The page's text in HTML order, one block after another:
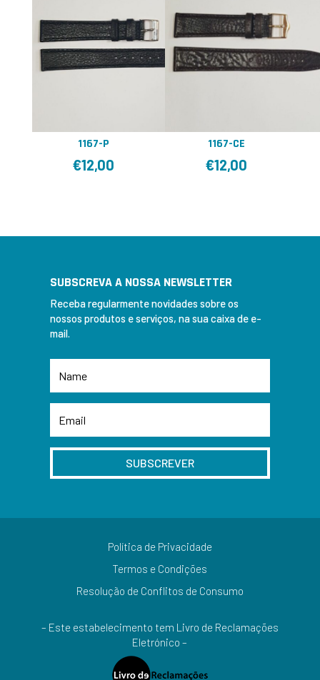
1167-P
€12,00
1167-CE
€12,00
SUBSCREVA A NOSSA NEWSLETTER
Receba regularmente novidades sobre os
nossos produtos e serviços, na sua caixa de e-
mail.
SUBSCREVER
Política de Privacidade
Termos e Condições
Resolução de Conflitos de Consumo
– Este estabelecimento tem Livro de Reclamações
Eletrónico –